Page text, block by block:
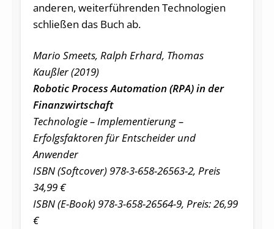
anderen, weiterführenden Technologien
schließen das Buch ab.
Mario Smeets, Ralph Erhard, Thomas
Kaußler (2019)
Robotic Process Automation (RPA) in der
Finanzwirtschaft
Technologie – Implementierung –
Erfolgsfaktoren für Entscheider und
Anwender
ISBN (Softcover) 978-3-658-26563-2, Preis
34,99 €
ISBN (E-Book) 978-3-658-26564-9, Preis: 26,99
€